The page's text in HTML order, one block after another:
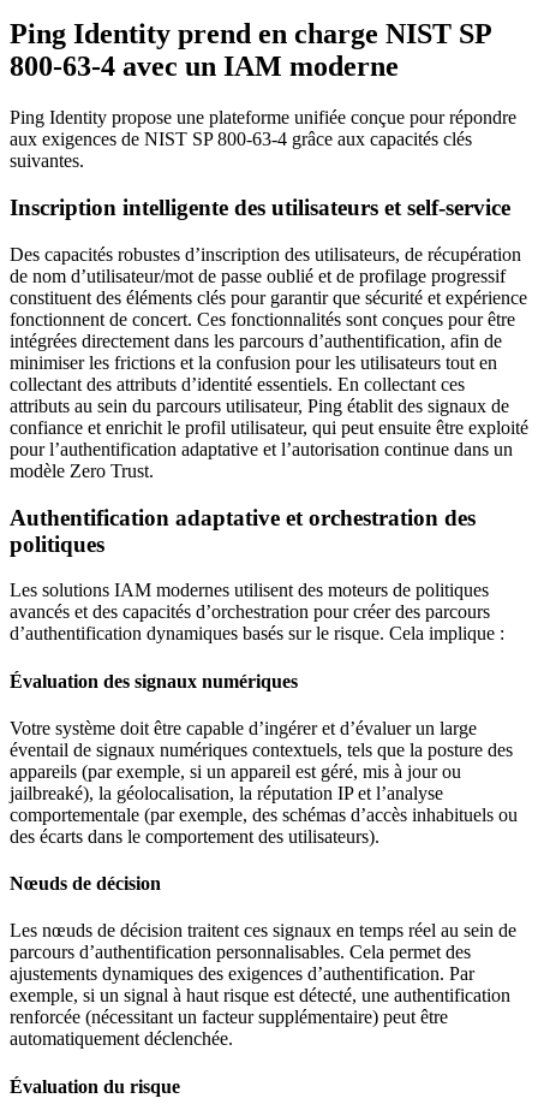
Ping Identity prend en charge NIST SP
800-63-4 avec un IAM moderne
Ping Identity propose une plateforme unifiée conçue pour répondre
aux exigences de NIST SP 800-63-4 grâce aux capacités clés
suivantes.
Inscription intelligente des utilisateurs et self-service
Des capacités robustes d’inscription des utilisateurs, de récupération
de nom d’utilisateur/mot de passe oublié et de profilage progressif
constituent des éléments clés pour garantir que sécurité et expérience
fonctionnent de concert. Ces fonctionnalités sont conçues pour être
intégrées directement dans les parcours d’authentification, afin de
minimiser les frictions et la confusion pour les utilisateurs tout en
collectant des attributs d’identité essentiels. En collectant ces
attributs au sein du parcours utilisateur, Ping établit des signaux de
confiance et enrichit le profil utilisateur, qui peut ensuite être exploité
pour l’authentification adaptative et l’autorisation continue dans un
modèle Zero Trust.
Authentification adaptative et orchestration des
politiques
Les solutions IAM modernes utilisent des moteurs de politiques
avancés et des capacités d’orchestration pour créer des parcours
d’authentification dynamiques basés sur le risque. Cela implique :
Évaluation des signaux numériques
Votre système doit être capable d’ingérer et d’évaluer un large
éventail de signaux numériques contextuels, tels que la posture des
appareils (par exemple, si un appareil est géré, mis à jour ou
jailbreaké), la géolocalisation, la réputation IP et l’analyse
comportementale (par exemple, des schémas d’accès inhabituels ou
des écarts dans le comportement des utilisateurs).
Nœuds de décision
Les nœuds de décision traitent ces signaux en temps réel au sein de
parcours d’authentification personnalisables. Cela permet des
ajustements dynamiques des exigences d’authentification. Par
exemple, si un signal à haut risque est détecté, une authentification
renforcée (nécessitant un facteur supplémentaire) peut être
automatiquement déclenchée.
Évaluation du risque